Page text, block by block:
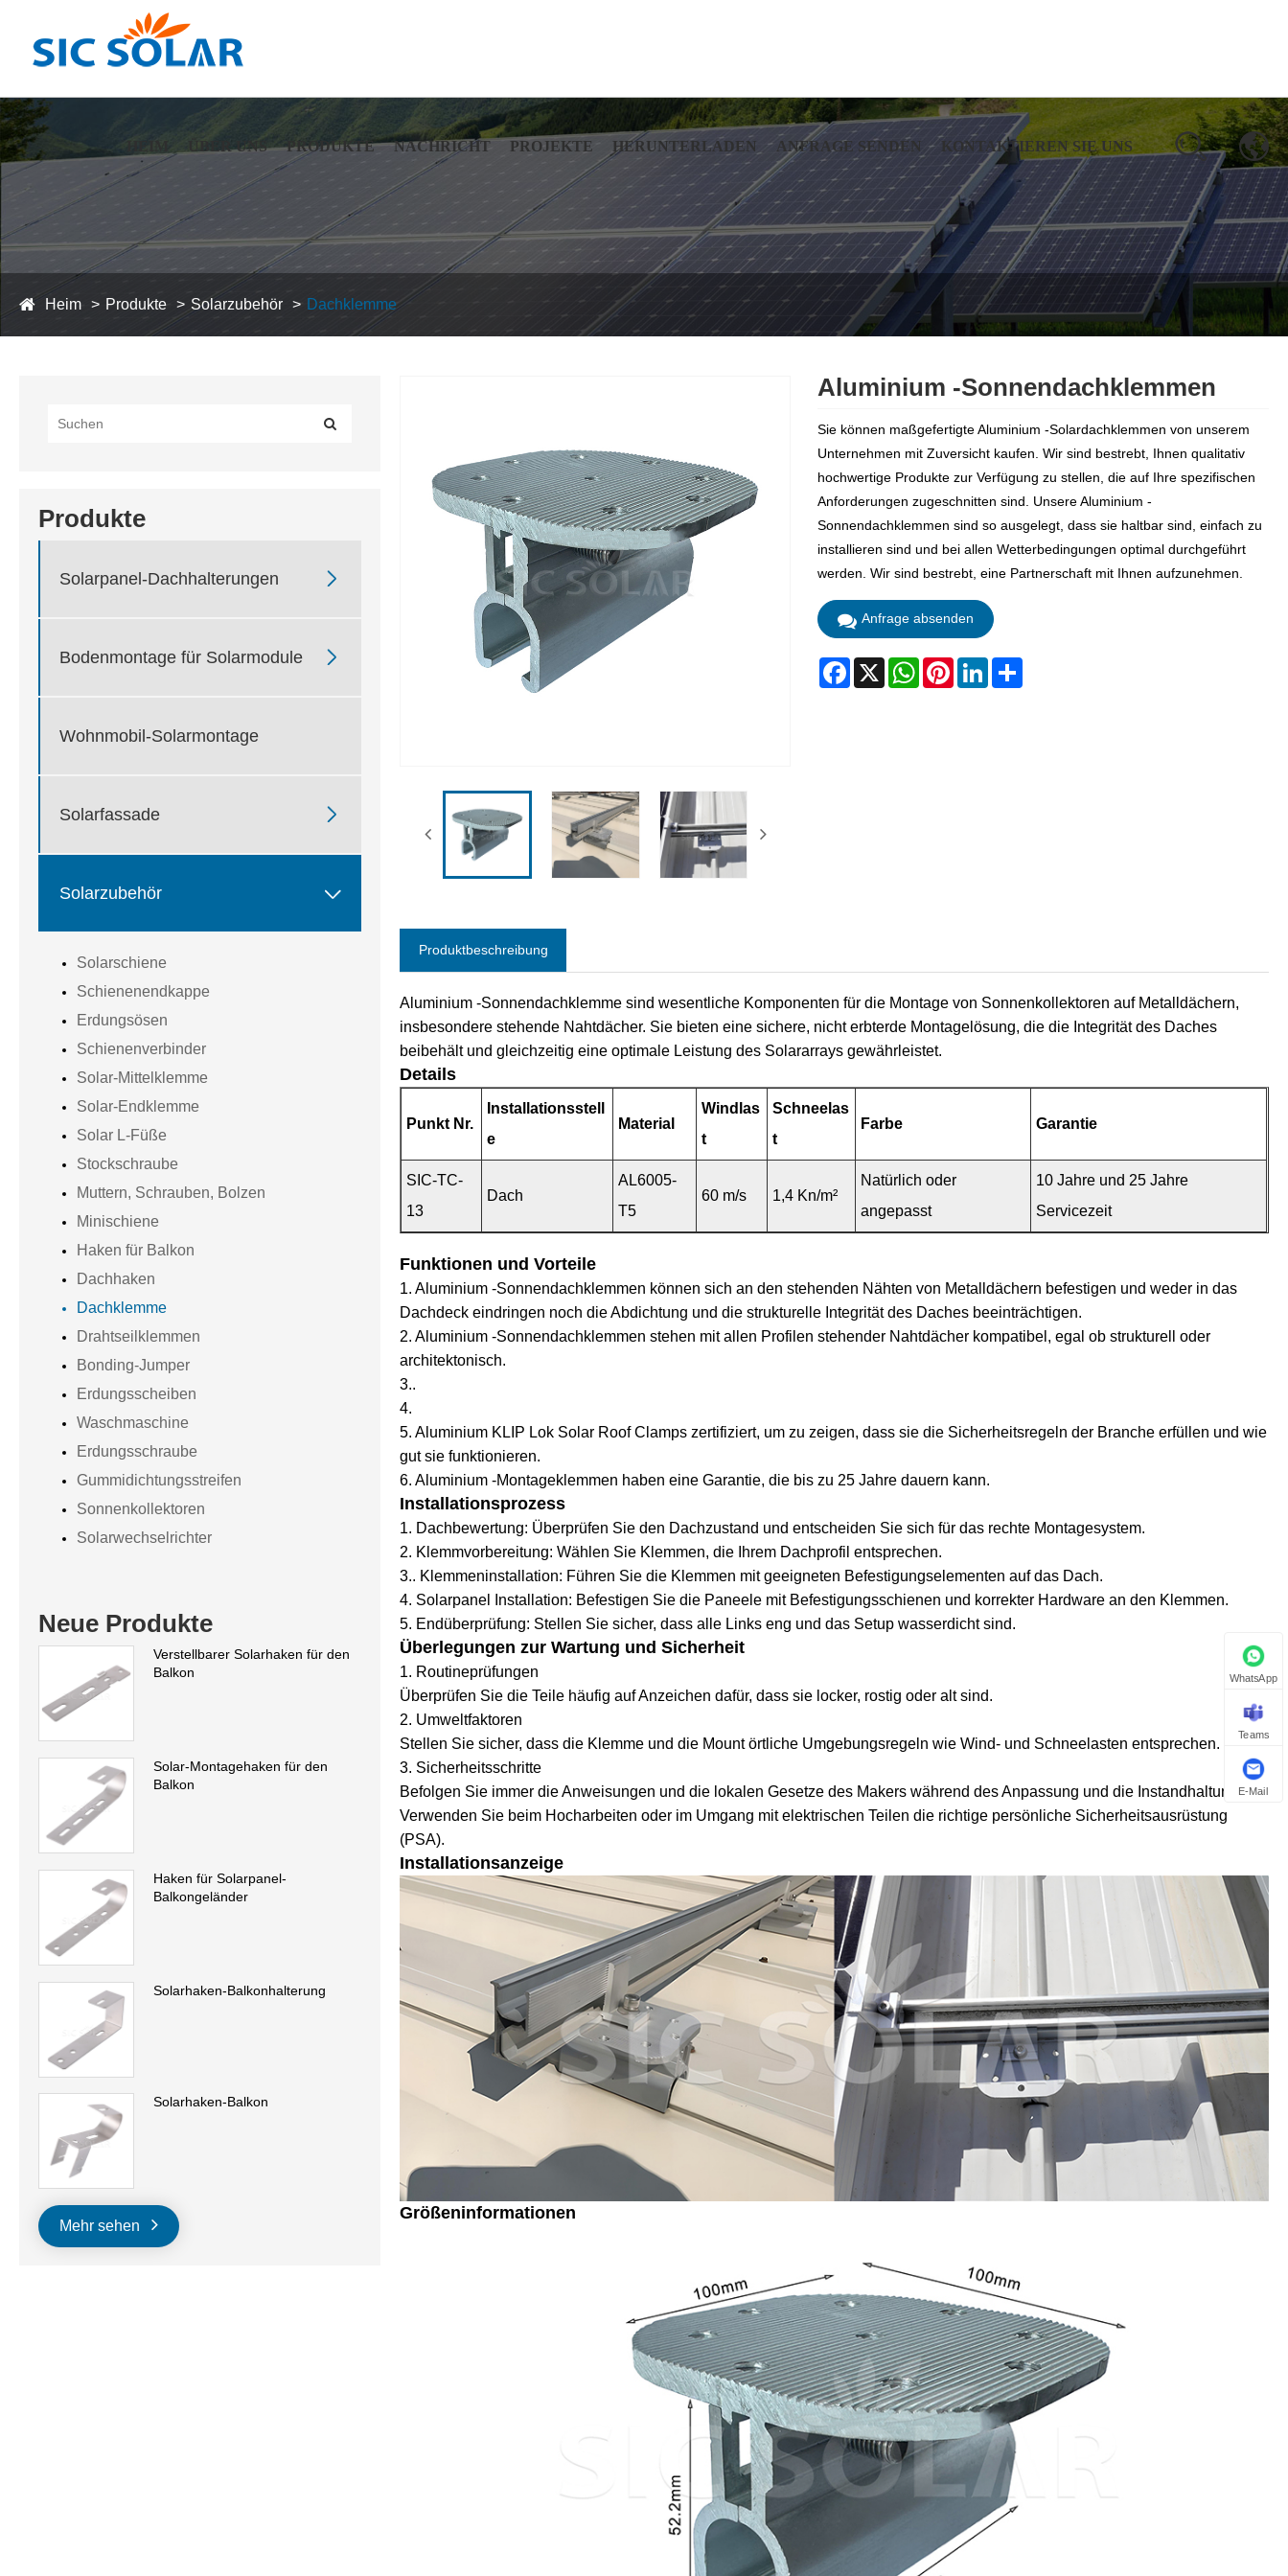
ÜBER UNS PRODUKTE NACHRICHT PROJEKTE HERUNTERLADEN ANFRAGE SENDEN KONTAKTIEREN SIE UNS
Heim Produkte Solarzubehör Dachklemme
Produkte
Solarpanel-Dachhalterungen 
Bodenmontage für Solarmodule 
Wohnmobil-Solarmontage
Solarfassade 
Solarzubehör 
Solarschiene
Schienenendkappe
Erdungsösen
Schienenverbinder
Solar-Mittelklemme
Solar-Endklemme
Solar L-Füße
Stockschraube
Muttern, Schrauben, Bolzen
Minischiene
Haken für Balkon
Dachhaken
Dachklemme
Drahtseilklemmen
Bonding-Jumper
Erdungsscheiben
Waschmaschine
Erdungsschraube
Gummidichtungsstreifen
Sonnenkollektoren
Solarwechselrichter
Neue Produkte
Verstellbarer Solarhaken für den
Balkon
Solar-Montagehaken für den
Balkon
Haken für Solarpanel-
Balkongeländer
Solarhaken-Balkonhalterung
Solarhaken-Balkon
Mehr sehen
Aluminium -Sonnendachklemmen
Sie können maßgefertigte Aluminium -Solardachklemmen von unserem
Unternehmen mit Zuversicht kaufen. Wir sind bestrebt, Ihnen qualitativ
hochwertige Produkte zur Verfügung zu stellen, die auf Ihre spezifischen
Anforderungen zugeschnitten sind. Unsere Aluminium -
Sonnendachklemmen sind so ausgelegt, dass sie haltbar sind, einfach zu
installieren sind und bei allen Wetterbedingungen optimal durchgeführt
werden. Wir sind bestrebt, eine Partnerschaft mit Ihnen aufzunehmen.
Anfrage absenden
Facebook
X WhatsAppPinterestLinkedInShare
Produktbeschreibung
Aluminium -Sonnendachklemme sind wesentliche Komponenten für die Montage von Sonnenkollektoren auf Metalldächern,
insbesondere stehende Nahtdächer. Sie bieten eine sichere, nicht erbterde Montagelösung, die die Integrität des Daches
beibehält und gleichzeitig eine optimale Leistung des Solararrays gewährleistet.
Details
Punkt Nr.
Installationsstell
e
Material
Windlas
t
Schneelas
t
Farbe Garantie
SIC-TC-
13
Dach
AL6005-
T5
60 m/s 1,4 Kn/m²
Natürlich oder
angepasst
10 Jahre und 25 Jahre
Servicezeit
Funktionen und Vorteile
1. Aluminium -Sonnendachklemmen können sich an den stehenden Nähten von Metalldächern befestigen und weder in das
Dachdeck eindringen noch die Abdichtung und die strukturelle Integrität des Daches beeinträchtigen.
2. Aluminium -Sonnendachklemmen stehen mit allen Profilen stehender Nahtdächer kompatibel, egal ob strukturell oder
architektonisch.
3..
4.
5. Aluminium KLIP Lok Solar Roof Clamps zertifiziert, um zu zeigen, dass sie die Sicherheitsregeln der Branche erfüllen und wie
gut sie funktionieren.
6. Aluminium -Montageklemmen haben eine Garantie, die bis zu 25 Jahre dauern kann.
Installationsprozess
1. Dachbewertung: Überprüfen Sie den Dachzustand und entscheiden Sie sich für das rechte Montagesystem.
2. Klemmvorbereitung: Wählen Sie Klemmen, die Ihrem Dachprofil entsprechen.
3.. Klemmeninstallation: Führen Sie die Klemmen mit geeigneten Befestigungselementen auf das Dach.
4. Solarpanel Installation: Befestigen Sie die Paneele mit Befestigungsschienen und korrekter Hardware an den Klemmen.
5. Endüberprüfung: Stellen Sie sicher, dass alle Links eng und das Setup wasserdicht sind.
Überlegungen zur Wartung und Sicherheit
1. Routineprüfungen
Überprüfen Sie die Teile häufig auf Anzeichen dafür, dass sie locker, rostig oder alt sind.
2. Umweltfaktoren
Stellen Sie sicher, dass die Klemme und die Mount örtliche Umgebungsregeln wie Wind- und Schneelasten entsprechen.
3. Sicherheitsschritte
Befolgen Sie immer die Anweisungen und die lokalen Gesetze des Makers während des Anpassung und die Instandhaltung.
Verwenden Sie beim Hocharbeiten oder im Umgang mit elektrischen Teilen die richtige persönliche Sicherheitsausrüstung
(PSA).
Installationsanzeige
Größeninformationen
WhatsApp
Teams
E-Mail